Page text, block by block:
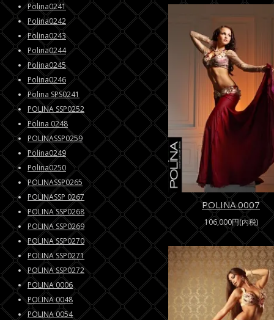
POLINA 0007
106,000円(内税)
Polina0241
Polina0242
Polina0243
Polina0244
Polina0245
Polina0246
Polina SPS0241
POLINA SSP0252
Polina 0248
POLINASSP0259
Polina0249
Polina0250
POLINASSP0265
POLINASSP 0267
POLINA SSP0268
POLINA SSP0269
POLINA SSP0270
POLINA SSP0271
POLINA SSP0272
POLINA 0006
POLINA 0048
POLINA 0054